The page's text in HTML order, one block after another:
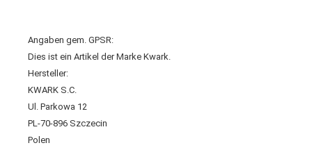
Angaben gem. GPSR:
Dies ist ein Artikel der Marke Kwark.
Hersteller:
KWARK S.C.
Ul. Parkowa 12
PL-70-896 Szczecin
Polen